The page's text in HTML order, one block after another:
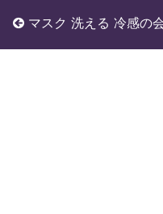
マスク 洗える 冷感の